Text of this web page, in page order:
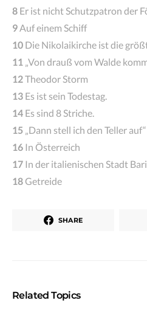
8 Er ist nicht Schutzpatron der
9Auf einem Schiff
10 Die Nikolaikirche ist die
11 „Von drauß vom Walde
12Theodor Storm
13 Es ist sein Todestag.
14 Es sind 8 Striche.
15 „Dann stell ich den Teller auf“
16 In Österreich
17 In der italienischen Stadt Bari
18Getreide
SHARE
Related Topics